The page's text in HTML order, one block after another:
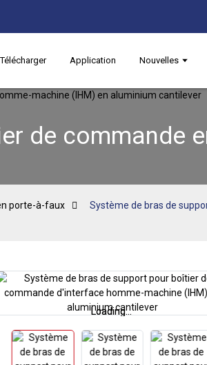
Télécharger Application Nouvelles
de commande
porte-à-faux
Système de bras de
Loading...
Loading...